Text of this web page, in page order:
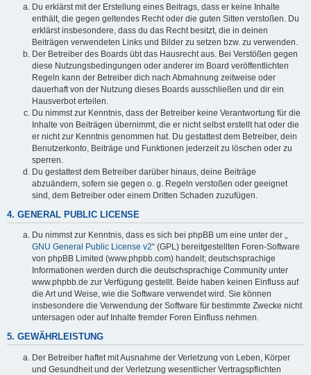
Du erklärst mit der Erstellung eines Beitrags, dass er keine Inhalte
enthält, die gegen geltendes Recht oder die guten Sitten verstoßen. Du
erklärst insbesondere, dass du das Recht besitzt, die in deinen
Beiträgen verwendeten Links und Bilder zu setzen bzw. zu verwenden.
Der Betreiber des Boards übt das Hausrecht aus. Bei Verstößen gegen
diese Nutzungsbedingungen oder anderer im Board veröffentlichten
Regeln kann der Betreiber dich nach Abmahnung zeitweise oder
dauerhaft von der Nutzung dieses Boards ausschließen und dir ein
Hausverbot erteilen.
Du nimmst zur Kenntnis, dass der Betreiber keine Verantwortung für die
Inhalte von Beiträgen übernimmt, die er nicht selbst erstellt hat oder die
er nicht zur Kenntnis genommen hat. Du gestattest dem Betreiber, dein
Benutzerkonto, Beiträge und Funktionen jederzeit zu löschen oder zu
sperren.
Du gestattest dem Betreiber darüber hinaus, deine Beiträge
abzuändern, sofern sie gegen o. g. Regeln verstoßen oder geeignet
sind, dem Betreiber oder einem Dritten Schaden zuzufügen.
4. GENERAL PUBLIC LICENSE
Du nimmst zur Kenntnis, dass es sich bei phpBB um eine unter der „
GNU General Public License v2“ (GPL) bereitgestellten Foren-Software
von phpBB Limited (www.phpbb.com) handelt; deutschsprachige
Informationen werden durch die deutschsprachige Community unter
www.phpbb.de zur Verfügung gestellt. Beide haben keinen Einfluss auf
die Art und Weise, wie die Software verwendet wird. Sie können
insbesondere die Verwendung der Software für bestimmte Zwecke nicht
untersagen oder auf Inhalte fremder Foren Einfluss nehmen.
5. GEWÄHRLEISTUNG
Der Betreiber haftet mit Ausnahme der Verletzung von Leben, Körper
und Gesundheit und der Verletzung wesentlicher Vertragspflichten